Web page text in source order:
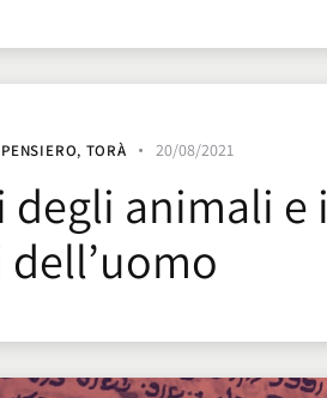
PENSIERO, TORÀ 20/08/2021
animali e i